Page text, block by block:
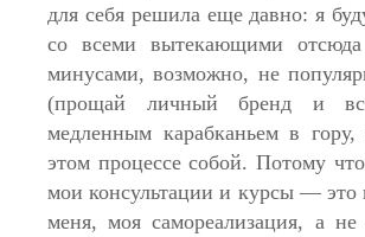
для себя решила еще давно: я
со всеми вытекающими
минусами, возможно, не
(прощай личный бренд и
медленным карабканьем в
этом процессе собой. Потому
мои консультации и курсы — это
меня, моя самореализация, а